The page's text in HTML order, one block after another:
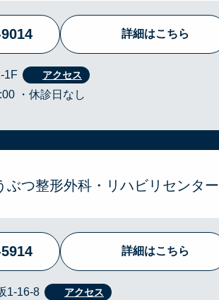
詳細はこちら
1F
・休診日なし
ぶつ整形外科・リハビリセンター
詳細はこちら
1-16-8